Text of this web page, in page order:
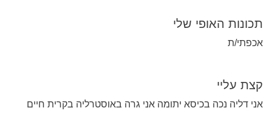
תכונות האופי שלי
אכפתי/ת
קצת עליי
אני דליה נכה בכיסא יתומה אני גרה באוסטרליה בקרית חיים